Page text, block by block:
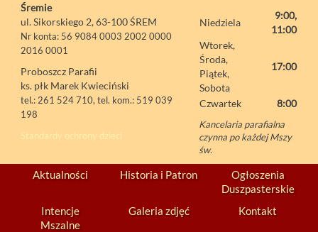
Śremie
ul. Sikorskiego 2, 63-100 ŚREM
Nr konta: 56 9084 0003 2002 0000
2016 0001
Proboszcz Parafii
ks. płk Marek Kwieciński
tel.: 261 524 710, tel. kom.: 519 039
198
Standardy ochrony dzieci
Niedziela
9:00,
11:00
Wtorek,
Środa,
Piątek,
Sobota
17:00
Czwartek 8:00
Kancelaria parafialna
czynna po każdej Mszy
św.
Aktualności Historia i Patron
Ogłoszenia
Duszpasterskie
Intencje
Mszalne
Galeria zdjęć Kontakt